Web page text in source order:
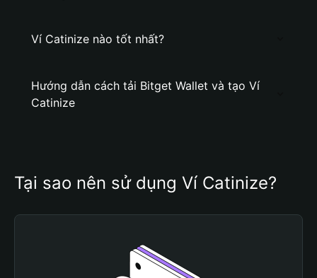
Ví Catinize nào tốt nhất?
Hướng dẫn cách tải Bitget Wallet và tạo Ví
Catinize
Tại sao nên sử dụng Ví Catinize?